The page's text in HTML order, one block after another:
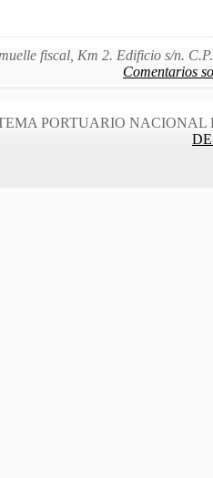
fiscal, Km 2. Edificio s/n.
Comentarios
PORTUARIO NACIONAL